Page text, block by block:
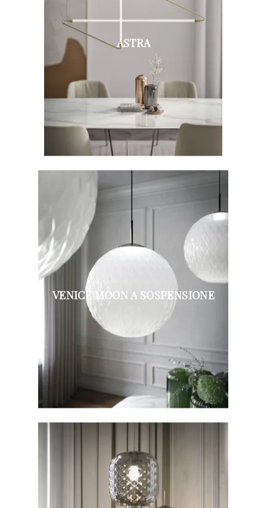
ASTRA
VENICE MOON A SOSPENSIONE